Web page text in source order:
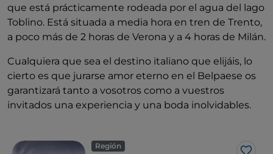
que está prácticamente rodeada por el agua del lago
Toblino. Está situada a media hora en tren de Trento,
a poco más de 2 horas de Verona y a 4 horas de Milán.
Cualquiera que sea el destino italiano que elijáis, lo
cierto es que jurarse amor eterno en el Belpaese os
garantizará tanto a vosotros como a vuestros
invitados una experiencia y una boda inolvidables.
Región